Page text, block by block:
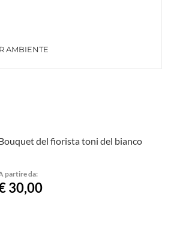
AMBIENTE
del fiorista toni del bianco
partire da:
30,00